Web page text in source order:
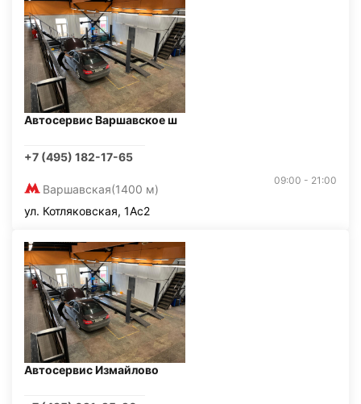
Автосервис Варшавское ш
+7 (495) 182-17-65
Варшавская(1400 м)
09:00 - 21:00
ул. Котляковская, 1Ас2
Автосервис Измайлово